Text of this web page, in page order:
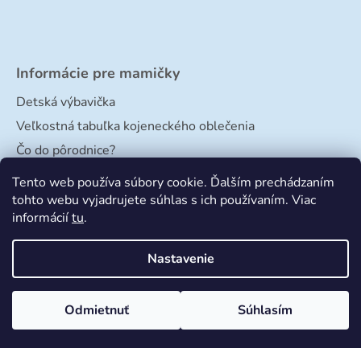
Tento web používa súbory cookie. Ďalším prechádzaním
tohto webu vyjadrujete súhlas s ich používaním. Viac
informáciítu.
Nastavenie
Odmietnuť Súhlasím
Informácie pre mamičky
Detská výbavička
Veľkostná tabuľka kojeneckého oblečenia
Čo do pôrodnice?
Veľkostná tabuľka papučiek
Vytvoril Shoptet
Adatelier
Copyright 2026Bimbishop. Všetky práva vyhradené.